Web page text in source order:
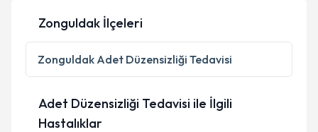
Kişisel verilerimin işlenmesine ilişkinAydınlatma
Metni
'ni okudum ve kişisel verilerimin belirtilen
kapsamda işlenmesini kabul ediyorum.
Takvim Talebini Gönder
Zonguldak İlçeleri
Zonguldak Adet Düzensizliği Tedavisi
Adet Düzensizliği Tedavisi ile İlgili
Hastalıklar